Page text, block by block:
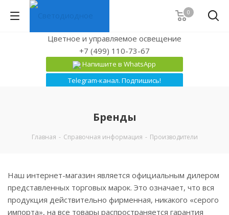
0
Цветное и управляемое освещение
+7 (499) 110-73-67
Напишите в WhatsApp
Telegram-канал. Подпишись!
Бренды
Главная - Справочная информация - Производители
Наш интернет-магазин является официальным дилером
представленных торговых марок. Это означает, что вся
продукция действительно фирменная, никакого «серого
импорта», на все товары распространяется гарантия